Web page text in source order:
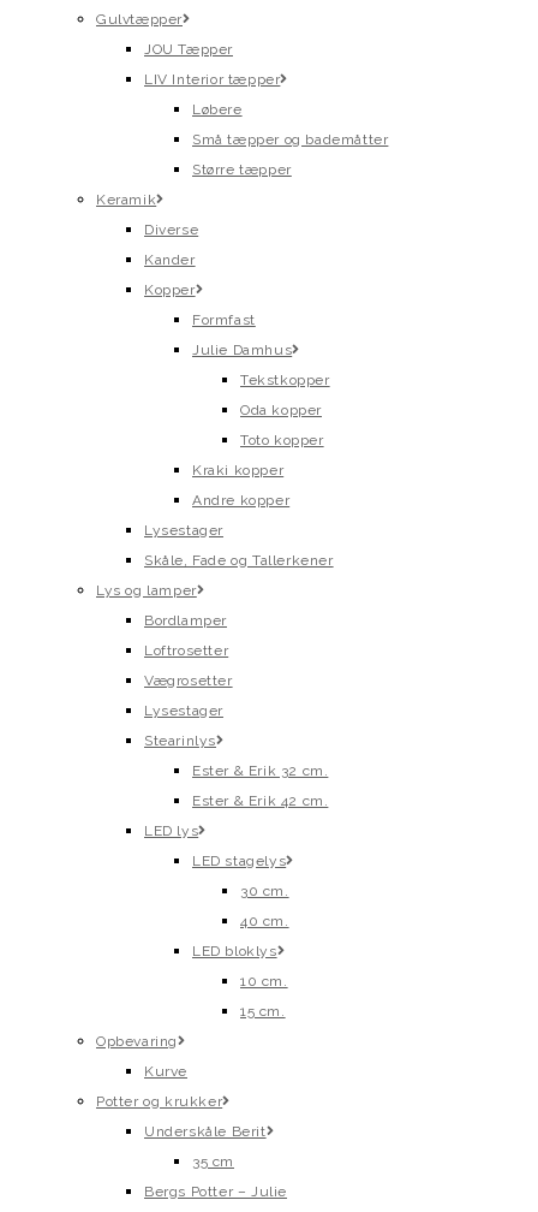
Gulvtæpper
JOU Tæpper
LIV Interior tæpper
Løbere
Små tæpper og bademåtter
Større tæpper
Keramik
Diverse
Kander
Kopper
Formfast
Julie Damhus
Tekstkopper
Oda kopper
Toto kopper
Kraki kopper
Andre kopper
Lysestager
Skåle, Fade og Tallerkener
Lys og lamper
Bordlamper
Loftrosetter
Vægrosetter
Lysestager
Stearinlys
Ester & Erik 32 cm.
Ester & Erik 42 cm.
LED lys
LED stagelys
30 cm.
40 cm.
LED bloklys
10 cm.
15 cm.
Opbevaring
Kurve
Potter og krukker
Underskåle Berit
35 cm
Bergs Potter – Julie